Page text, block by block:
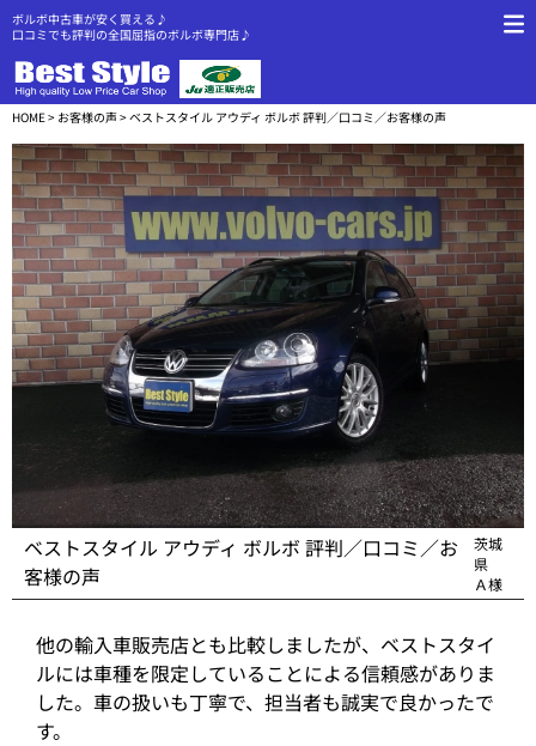
ボルボ中古車が安く買える♪
口コミでも評判の全国屈指のボルボ専門店♪
HOME> お客様の声> ベストスタイル アウディ ボルボ 評判／口コミ／お客様の声
ベストスタイル アウディ ボルボ 評判／口コミ／お
客様の声
茨城
県
Ａ様
他の輸入車販売店とも比較しましたが、ベストスタイ
ルには車種を限定していることによる信頼感がありま
した。車の扱いも丁寧で、担当者も誠実で良かったで
す。